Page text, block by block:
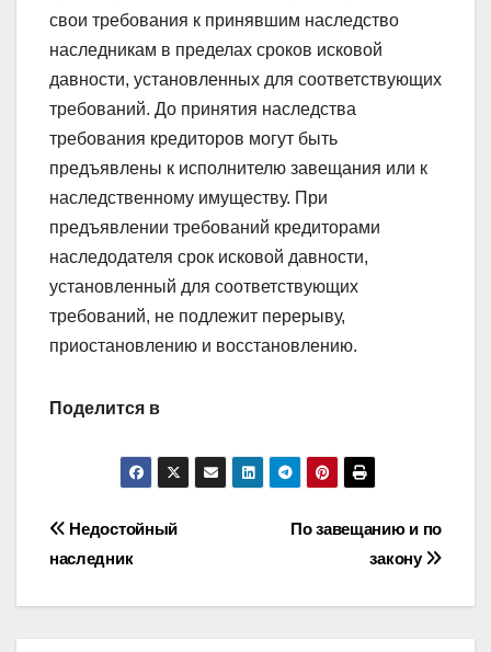
свои требования к принявшим наследство
наследникам в пределах сроков исковой
давности, установленных для соответствующих
требований. До принятия наследства
требования кредиторов могут быть
предъявлены к исполнителю завещания или к
наследственному имуществу. При
предъявлении требований кредиторами
наследодателя срок исковой давности,
установленный для соответствующих
требований, не подлежит перерыву,
приостановлению и восстановлению.
Поделится в
Навигация
По завещанию и по
закону
Недостойный
наследник